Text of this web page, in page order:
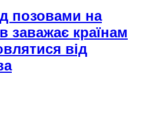
позовами на
заважає країнам
від